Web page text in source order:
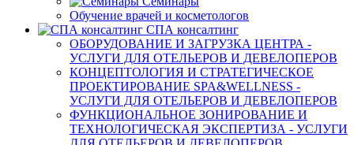
Обучение врачей и косметологов
СПА консалтинг
ОБОРУДОВАНИЕ И ЗАГРУЗКА ЦЕНТРА -
УСЛУГИ ДЛЯ ОТЕЛЬЕРОВ И ДЕВЕЛОПЕРОВ
КОНЦЕПТОЛОГИЯ И СТРАТЕГИЧЕСКОЕ
ПРОЕКТИРОВАНИЕ SPA&WELLNESS -
УСЛУГИ ДЛЯ ОТЕЛЬЕРОВ И ДЕВЕЛОПЕРОВ
ФУНКЦИОНАЛЬНОЕ ЗОНИРОВАНИЕ И
ТЕХНОЛОГИЧЕСКАЯ ЭКСПЕРТИЗА - УСЛУГИ